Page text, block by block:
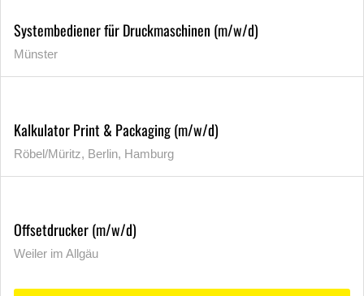
Systembediener für Druckmaschinen (m/w/d)
Münster
Kalkulator Print & Packaging (m/w/d)
Röbel/Müritz, Berlin, Hamburg
Offsetdrucker (m/w/d)
Weiler im Allgäu